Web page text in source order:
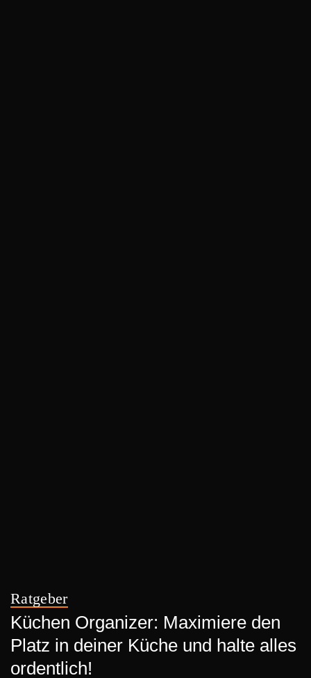
Ratgeber
Küchen Organizer: Maximiere den
Platz in deiner Küche und halte alles
ordentlich!